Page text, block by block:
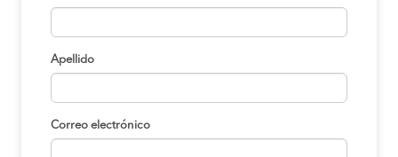
Apellido
Correo electrónico